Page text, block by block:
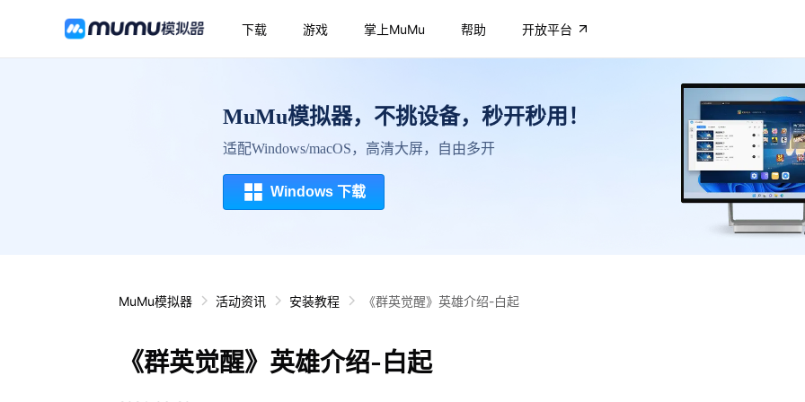
下载 游戏 掌上MuMu 帮助 开放平台
MuMu模拟器，不挑设备，秒开秒用！
适配Windows/macOS，高清大屏，自由多开
Windows 下载
MuMu模拟器 活动资讯 安装教程 《群英觉醒》英雄介绍-白起
《群英觉醒》英雄介绍-白起